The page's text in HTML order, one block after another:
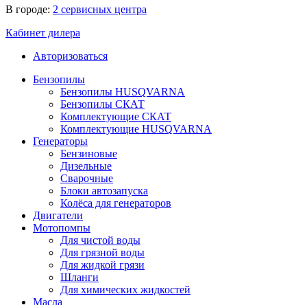
В городе: 2 сервисных центра
Кабинет дилера
Авторизоваться
Бензопилы
Бензопилы HUSQVARNA
Бензопилы СКАТ
Комплектующие СКАТ
Комплектующие HUSQVARNA
Генераторы
Бензиновые
Дизельные
Сварочные
Блоки автозапуска
Колёса для генераторов
Двигатели
Мотопомпы
Для чистой воды
Для грязной воды
Для жидкой грязи
Шланги
Для химических жидкостей
Масла